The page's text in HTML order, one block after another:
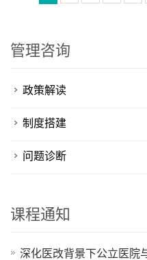
管理咨询
政策解读
制度搭建
问题诊断
课程通知